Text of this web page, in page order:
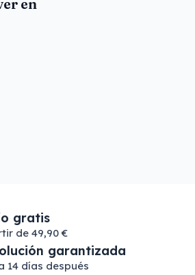
en
gratis
de 49,90 €
garantizada
14 días después